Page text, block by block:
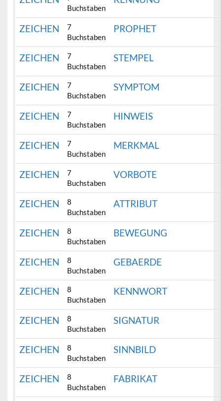
Buchstaben
ZEICHEN
7
Buchstaben
PROPHET
ZEICHEN
7
Buchstaben
STEMPEL
ZEICHEN
7
Buchstaben
SYMPTOM
ZEICHEN
7
Buchstaben
HINWEIS
ZEICHEN
7
Buchstaben
MERKMAL
ZEICHEN
7
Buchstaben
VORBOTE
ZEICHEN
8
Buchstaben
ATTRIBUT
ZEICHEN
8
Buchstaben
BEWEGUNG
ZEICHEN
8
Buchstaben
GEBAERDE
ZEICHEN
8
Buchstaben
KENNWORT
ZEICHEN
8
Buchstaben
SIGNATUR
ZEICHEN
8
Buchstaben
SINNBILD
ZEICHEN
8
Buchstaben
FABRIKAT